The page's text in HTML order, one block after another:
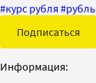
#курс рубля #рубль
Подписаться
Информация: